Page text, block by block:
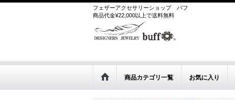
フェザーアクセサリーショップ
バフ
商品代金¥22,000以上で送料無料
商品カテゴリ一覧 お気に入り